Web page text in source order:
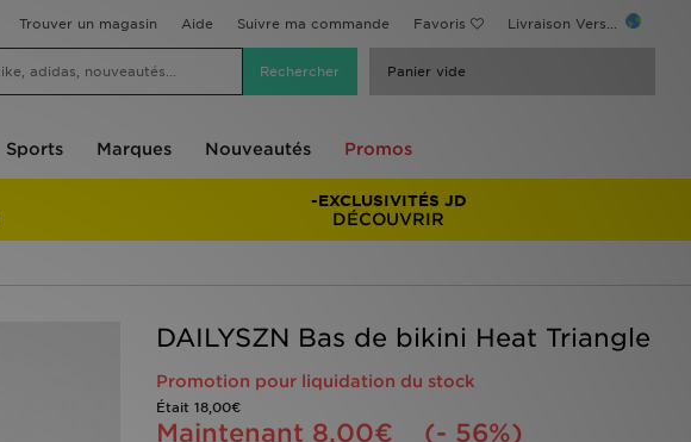
Trouver un magasin Aide Suivre ma commande Favoris Livraison Vers...
Panier vide
Sports Marques Nouveautés Promos
-EXCLUSIVITÉS JD
DÉCOUVRIR
DAILYSZN Bas de bikini Heat Triangle
Promotion pour liquidation du stock
Était 18,00€
Maintenant 8,00€ (- 56%)